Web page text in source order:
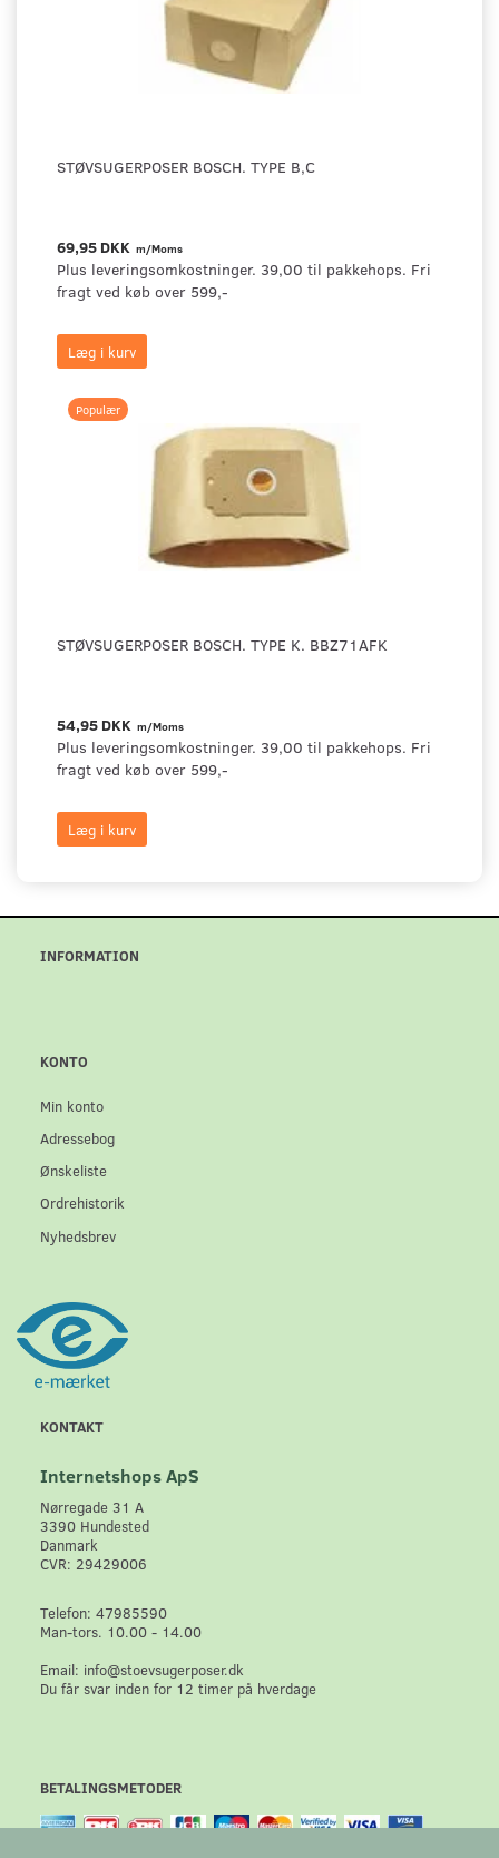
STØVSUGERPOSER BOSCH. TYPE B,C
69,95 DKK m/Moms
Plus leveringsomkostninger. 39,00 til pakkehops. Fri
fragt ved køb over 599,-
Læg i kurv
Populær
STØVSUGERPOSER BOSCH. TYPE K. BBZ71AFK
54,95 DKK m/Moms
Plus leveringsomkostninger. 39,00 til pakkehops. Fri
fragt ved køb over 599,-
Læg i kurv
INFORMATION
KONTO
Min konto
Adressebog
Ønskeliste
Ordrehistorik
Nyhedsbrev
KONTAKT
Internetshops ApS
Nørregade 31 A
3390 Hundested
Danmark
CVR: 29429006
Telefon: 47985590
Man-tors. 10.00 - 14.00
Email: info@stoevsugerposer.dk
Du får svar inden for 12 timer på hverdage
BETALINGSMETODER